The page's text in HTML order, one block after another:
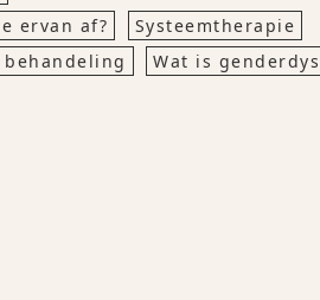
ervan af?
Systeemtherapie
Wat is